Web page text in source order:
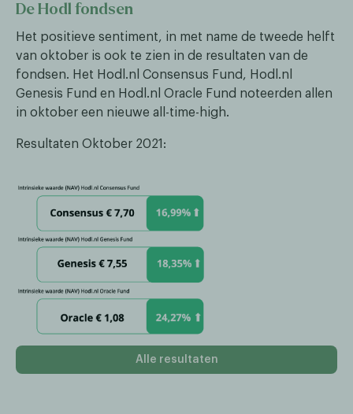
De Hodl fondsen
Het positieve sentiment, in met name de tweede helft
van oktober is ook te zien in de resultaten van de
fondsen. Het Hodl.nl Consensus Fund, Hodl.nl
Genesis Fund en Hodl.nl Oracle Fund noteerden allen
in oktober een nieuwe all-time-high.
Resultaten Oktober 2021:
Alle resultaten